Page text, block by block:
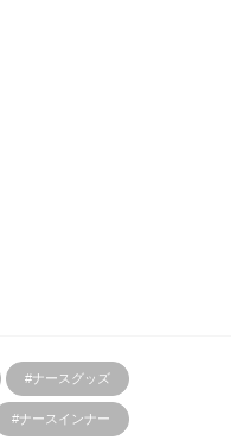
#ナースグッズ
#ナースインナー